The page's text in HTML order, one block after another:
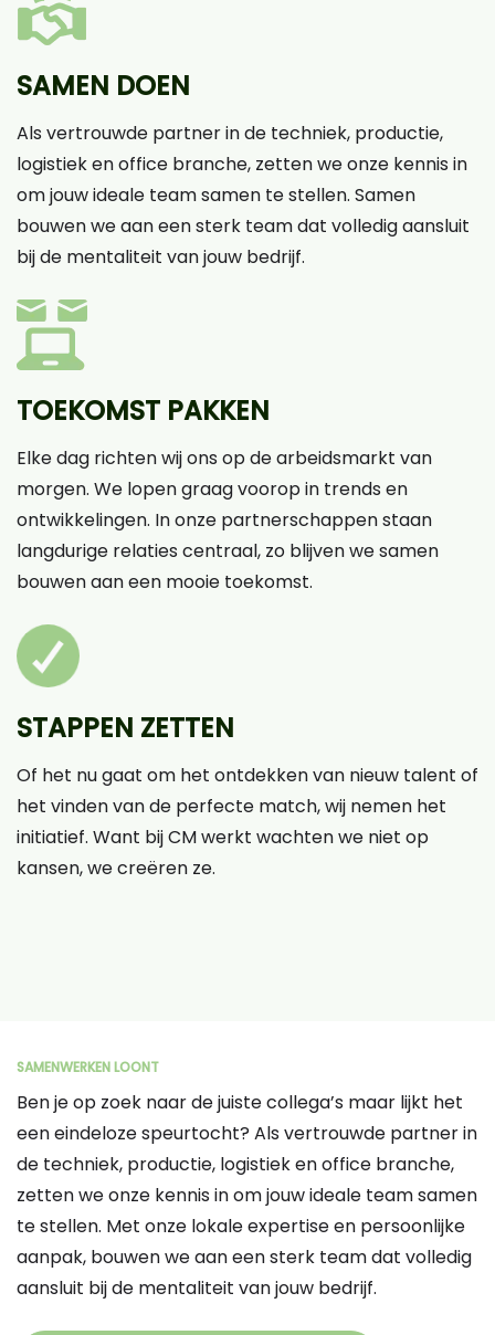
SAMEN DOEN
Als vertrouwde partner in de techniek, productie,
logistiek en office branche, zetten we onze kennis in
om jouw ideale team samen te stellen. Samen
bouwen we aan een sterk team dat volledig aansluit
bij de mentaliteit van jouw bedrijf.
TOEKOMST PAKKEN
Elke dag richten wij ons op de arbeidsmarkt van
morgen. We lopen graag voorop in trends en
ontwikkelingen. In onze partnerschappen staan
langdurige relaties centraal, zo blijven we samen
bouwen aan een mooie toekomst.
STAPPEN ZETTEN
Of het nu gaat om het ontdekken van nieuw talent of
het vinden van de perfecte match, wij nemen het
initiatief. Want bij CM werkt wachten we niet op
kansen, we creëren ze.
SAMENWERKEN LOONT
Ben je op zoek naar de juiste collega’s maar lijkt het
een eindeloze speurtocht? Als vertrouwde partner in
de techniek, productie, logistiek en office branche,
zetten we onze kennis in om jouw ideale team samen
te stellen. Met onze lokale expertise en persoonlijke
aanpak, bouwen we aan een sterk team dat volledig
aansluit bij de mentaliteit van jouw bedrijf.